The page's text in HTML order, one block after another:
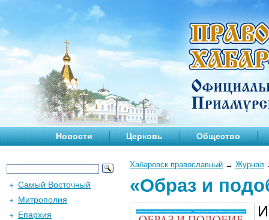
Новости Церковь Общество
Хабаровск православный → Журнал
«Образ и
Самый Восточный
Митрополия
Епархия